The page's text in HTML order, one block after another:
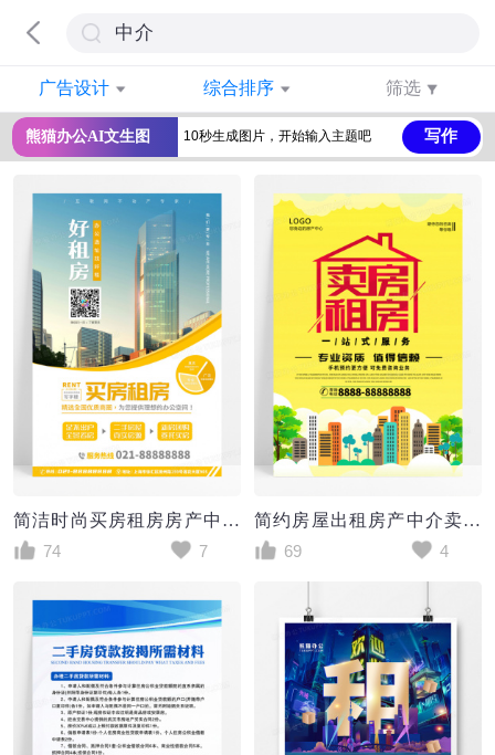
广告设计 综合排序 筛选
熊猫办公AI文生图 写作
简洁时尚买房租房房产中介海报
74
7
简约房屋出租房产中介卖房租房黄色宣传海报
69
4